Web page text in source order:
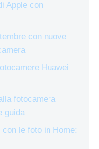
Apple con
con nuove
Huawei
fotocamera
guida
le foto in Home: